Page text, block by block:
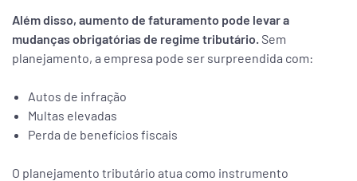
Além disso, aumento de faturamento pode levar a
mudanças obrigatórias de regime tributário. Sem
planejamento, a empresa pode ser surpreendida com:
Autos de infração
Multas elevadas
Perda de benefícios fiscais
O planejamento tributário atua como instrumento